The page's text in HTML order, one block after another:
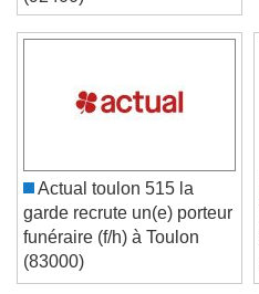
Video Player is loading.
Play
Skip Backward
Unmute
Current Time0:00
/
Loaded:0%
(92400)
Actual toulon 515 la
garde recrute un(e) porteur
funéraire (f/h) à Toulon